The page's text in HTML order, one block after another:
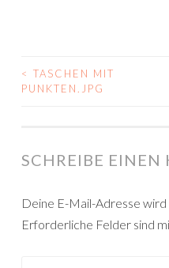
< TASCHEN MIT
PUNKTEN.JPG
SCHREIBE EINEN
Deine E-Mail-Adresse
Erforderliche Felder sind